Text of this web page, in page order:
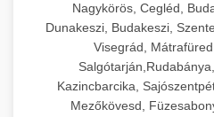
Nagykörös, Cegléd,
Dunakeszi, Budakeszi,
Visegrád,
Kazincbarcika,
Mezőkövesd,